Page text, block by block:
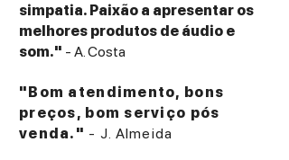
simpatia. Paixão a apresentar os
melhores produtos de áudio e
som." - A. Costa
"Bom atendimento, bons
preços, bom serviço pós
venda." - J. Almeida